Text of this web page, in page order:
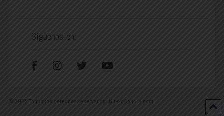
Síguenos en:
© 2025 Todos los derechos reservados. NuevoSonora.com